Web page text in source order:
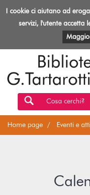
Biblioteca
Rovereto
EVENTI E
Cosa cerchi?
Home page Eventi e
I cookie ci aiutano ad
servizi, l'utente accetta